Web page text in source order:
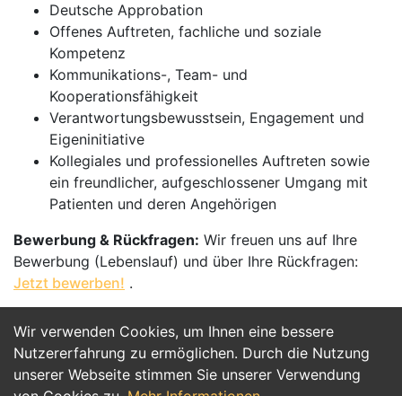
Wir verwenden Cookies, um Ihnen eine bessere
Nutzererfahrung zu ermöglichen. Durch die Nutzung
unserer Webseite stimmen Sie unserer Verwendung
Deutsche Approbation
Offenes Auftreten, fachliche und soziale
Kompetenz
Kommunikations-, Team- und
Kooperationsfähigkeit
Verantwortungsbewusstsein, Engagement und
Eigeninitiative
Kollegiales und professionelles Auftreten sowie
ein freundlicher, aufgeschlossener Umgang mit
Patienten und deren Angehörigen
Bewerbung & Rückfragen: Wir freuen uns auf Ihre
Bewerbung (Lebenslauf) und über Ihre Rückfragen:
Jetzt bewerben! .
Jetzt Bewerben